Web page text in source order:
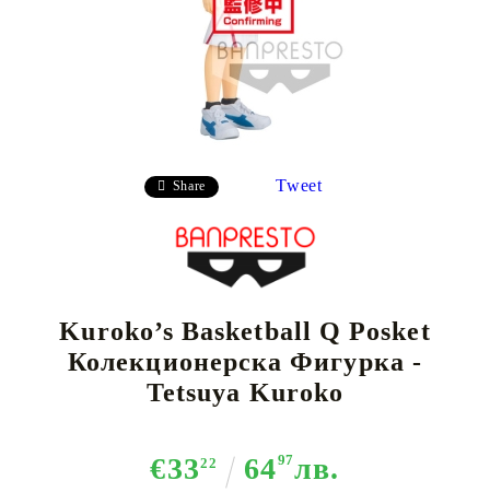
Share Tweet
Kuroko’s Basketball Q Posket
Колекционерска Фигурка -
Tetsuya Kuroko
€3322 6497лв.